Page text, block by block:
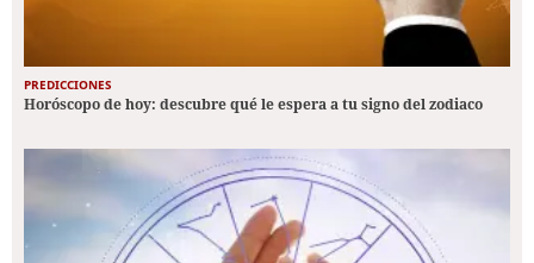
PREDICCIONES
Horóscopo de hoy: descubre qué le espera a tu signo del zodiaco